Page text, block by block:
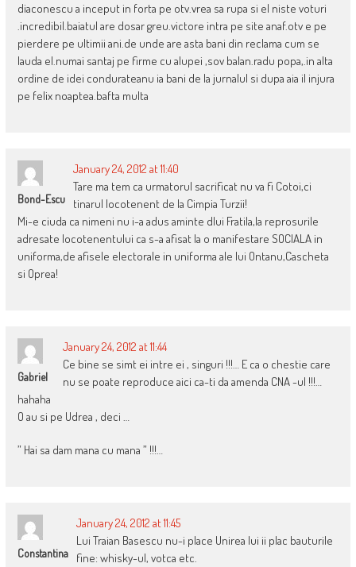
diaconescu a inceput in forta pe otv.vrea sa rupa si el niste voturi
.incredibil.baiatul are dosar greu.victore intra pe site anaf.otv e pe
pierdere pe ultimii ani.de unde are asta bani din reclama cum se
lauda el.numai santaj pe firme cu alupei ,sov balan.radu popa,.in alta
ordine de idei condurateanu ia bani de la jurnalul si dupa aia il injura
pe felix noaptea.bafta multa
Bond-Escu
January 24, 2012 at 11:40
Tare ma tem ca urmatorul sacrificat nu va fi Cotoi,ci
tinarul locotenent de la Cimpia Turzii!
Mi-e ciuda ca nimeni nu i-a adus aminte dlui Fratila,la reprosurile
adresate locotenentului ca s-a afisat la o manifestare SOCIALA in
uniforma,de afisele electorale in uniforma ale lui Ontanu,Cascheta
si Oprea!
Gabriel
January 24, 2012 at 11:44
Ce bine se simt ei intre ei , singuri !!!… E ca o chestie care
nu se poate reproduce aici ca-ti da amenda CNA -ul !!!…
hahaha
O au si pe Udrea , deci …
” Hai sa dam mana cu mana ” !!!…
Constantina
January 24, 2012 at 11:45
Lui Traian Basescu nu-i place Unirea lui ii plac bauturile
fine: whisky-ul, votca etc.